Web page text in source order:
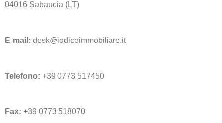
04016 Sabaudia (LT)
E-mail: desk@iodiceimmobiliare.it
Telefono: +39 0773 517450
Fax: +39 0773 518070